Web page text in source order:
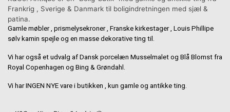
Frankrig , Sverige & Danmark til boligindretningen med sjæl &
patina.
Gamle møbler , prismelysekroner , Franske kirkestager , Louis Phillipe
sølv kamin spejle og en masse dekorative ting til.
Vi har også et udvalg af Dansk porcelæn Musselmalet og Blå Blomst fra
Royal Copenhagen og Bing & Grøndahl.
Vi har INGEN NYE vare i butikken , kun gamle og antikke ting.